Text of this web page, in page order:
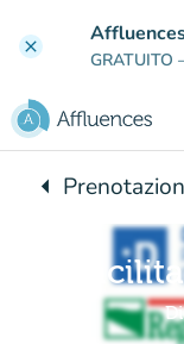
clear
GRATUITO
arrow_leftTorna a: